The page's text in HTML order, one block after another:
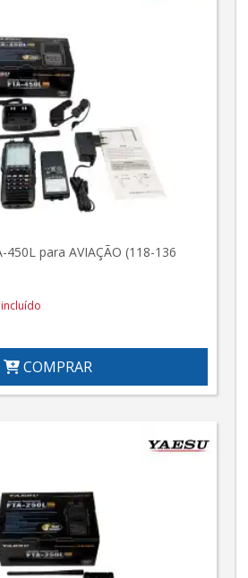
450L para AVIAÇÃO (118-136
incluído
COMPRAR